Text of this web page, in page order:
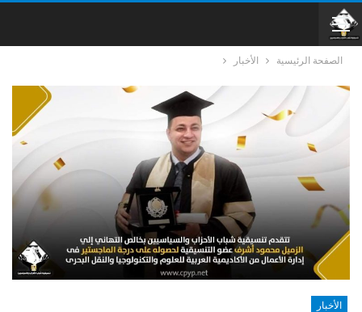
الصفحة الرئيسية الأخبار
الأخبار